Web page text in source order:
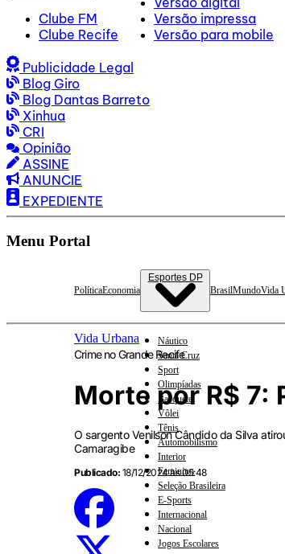
Clube FM
Clube Recife
Versão impressa
Versão para mobile
Publicidade Legal
Blog Giro
Blog Dantas Barreto
Xinhua
CRI
Opinião
ASSINE
ANUNCIE
EXPEDIENTE
Menu Portal
PolíticaEconomia
Esportes DP
Náutico
Santa Cruz
Sport
Olimpíadas
Basquete
Vôlei
Tênis
Automobilismo
Interior
Feminino
Seleção Brasileira
E-Sports
Internacional
Nacional
Jogos Escolares
BrasilMundoVida
Vida Urbana
Crime no Grande Recife
Morte por R$ 7:
O sargento Venilson Cândido da Silva
Camaragibe
Publicado: 18/12/2024 às 05:48